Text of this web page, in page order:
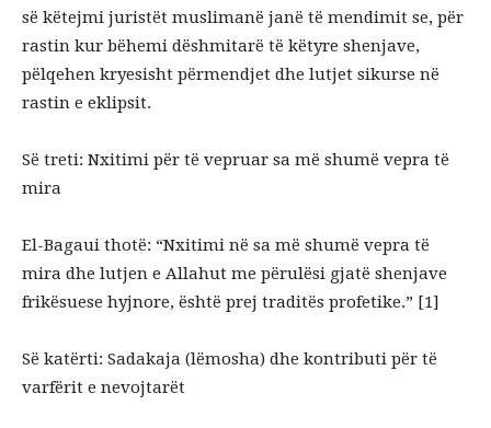
së këtejmi juristët muslimanë janë të mendimit se, për
rastin kur bëhemi dëshmitarë të këtyre shenjave,
pëlqehen kryesisht përmendjet dhe lutjet sikurse në
rastin e eklipsit.
Së treti: Nxitimi për të vepruar sa më shumë vepra të
mira
El-Bagaui thotë: “Nxitimi në sa më shumë vepra të
mira dhe lutjen e Allahut me përulësi gjatë shenjave
frikësuese hyjnore, është prej traditës profetike.” [1]
Së katërti: Sadakaja (lëmosha) dhe kontributi për të
varfërit e nevojtarët